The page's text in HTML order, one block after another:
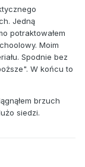
Jedną
potraktowałem
Moim
Spodnie bez
W końcu to
brzuch
siedzi.